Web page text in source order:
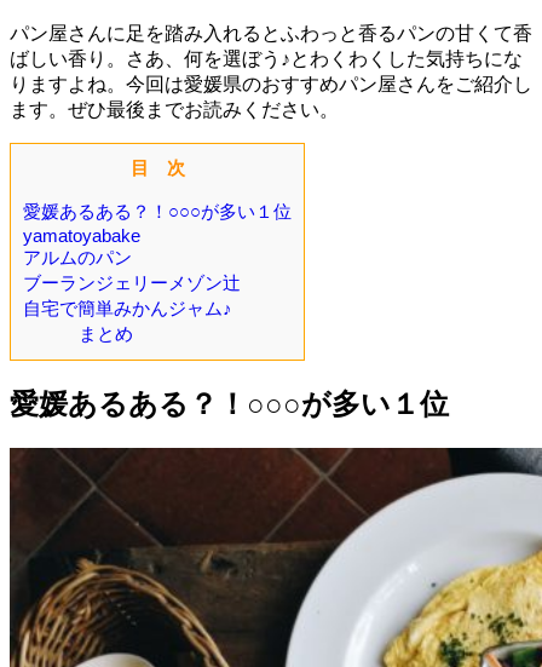
パン屋さんに足を踏み入れるとふわっと香るパンの甘くて香
ばしい香り。さあ、何を選ぼう♪とわくわくした気持ちにな
りますよね。今回は愛媛県のおすすめパン屋さんをご紹介し
ます。ぜひ最後までお読みください。
目 次
愛媛あるある？！○○○が多い１位
yamatoyabake
アルムのパン
ブーランジェリーメゾン辻
自宅で簡単みかんジャム♪
まとめ
愛媛あるある？！○○○が多い１位